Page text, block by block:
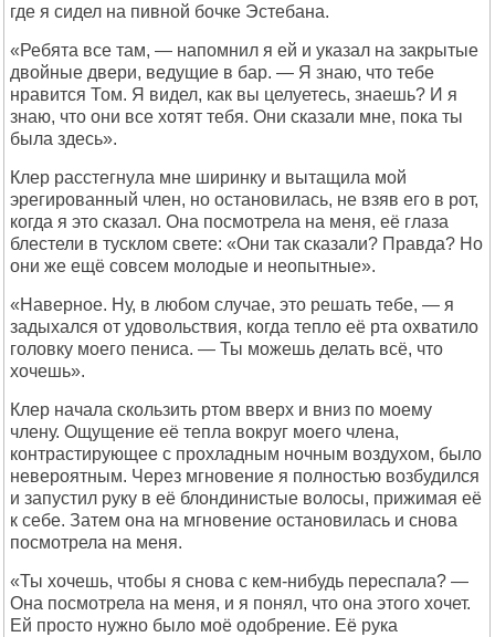
где я сидел на пивной бочке Эстебана.
«Ребята все там, — напомнил я ей и указал на закрытые
двойные двери, ведущие в бар. — Я знаю, что тебе
нравится Том. Я видел, как вы целуетесь, знаешь? И я
знаю, что они все хотят тебя. Они сказали мне, пока ты
была здесь».
Клер расстегнула мне ширинку и вытащила мой
эрегированный член, но остановилась, не взяв его в рот,
когда я это сказал. Она посмотрела на меня, её глаза
блестели в тусклом свете: «Они так сказали? Правда? Но
они же ещё совсем молодые и неопытные».
«Наверное. Ну, в любом случае, это решать тебе, — я
задыхался от удовольствия, когда тепло её рта охватило
головку моего пениса. — Ты можешь делать всё, что
хочешь».
Клер начала скользить ртом вверх и вниз по моему
члену. Ощущение её тепла вокруг моего члена,
контрастирующее с прохладным ночным воздухом, было
невероятным. Через мгновение я полностью возбудился
и запустил руку в её блондинистые волосы, прижимая её
к себе. Затем она на мгновение остановилась и снова
посмотрела на меня.
«Ты хочешь, чтобы я снова с кем-нибудь переспала? —
Она посмотрела на меня, и я понял, что она этого хочет.
Ей просто нужно было моё одобрение. Её рука